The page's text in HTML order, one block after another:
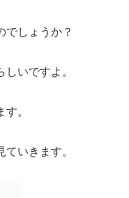
でしょうか？
いですよ。
。
いきます。